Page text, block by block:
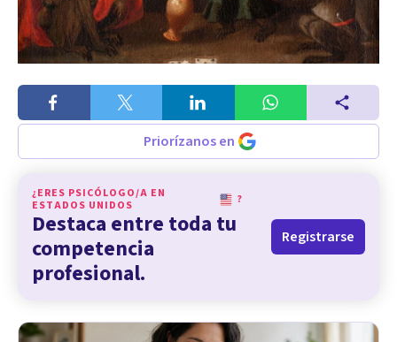
Priorízanos en
¿ERES PSICÓLOGO/A EN
ESTADOS UNIDOS
?
Destaca entre toda tu
competencia
profesional.
Registrarse